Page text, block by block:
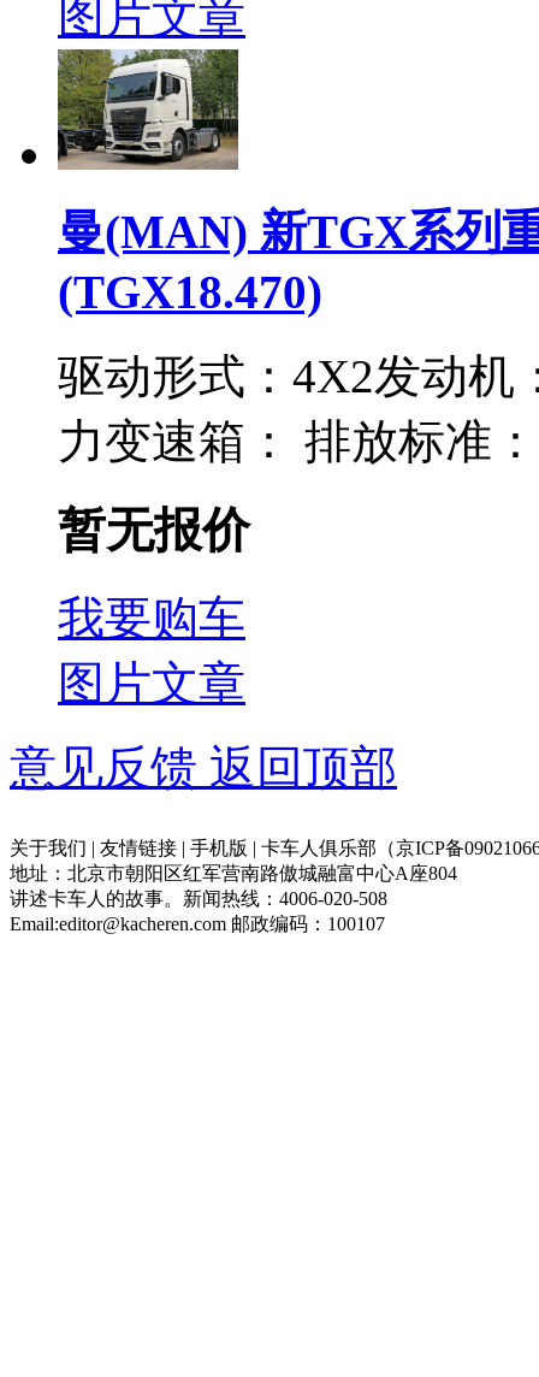
图片文章
曼(MAN) 新TGX系列
(TGX18.470)
驱动形式： 4X2发动机
力变速箱： 排放标准：
暂无报价
我要购车
图片文章
意见反馈 返回顶部
关于我们 | 友情链接 | 手机版 | 卡车人俱乐部（京ICP备
地址：北京市朝阳区红军营南路傲城融富中心A座804
讲述卡车人的故事。新闻热线：4006-020-508
Email:editor@kacheren.com 邮政编码：100107